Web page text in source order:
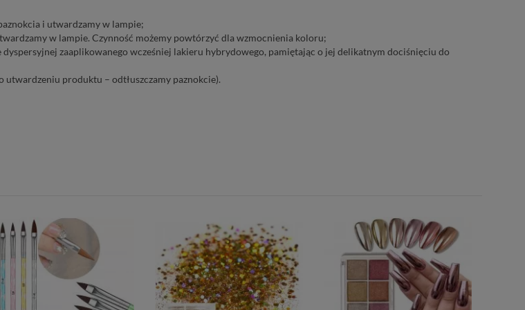
i utwardzamy w lampie;
w lampie. Czynność możemy powtórzyć dla wzmocnienia koloru;
zaaplikowanego wcześniej lakieru hybrydowego, pamiętając o jej delikatnym dociśnięciu do
produktu – odtłuszczamy paznokcie).